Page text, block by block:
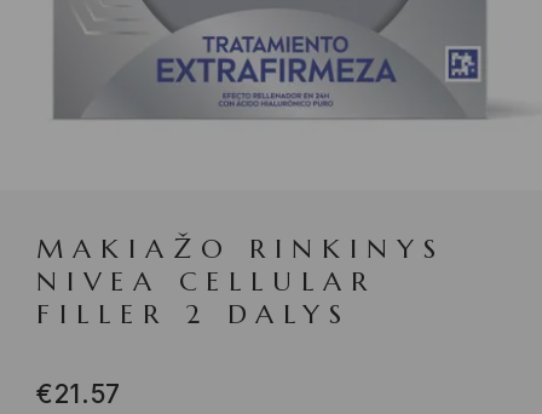
MAKIAŽO RINKINYS
NIVEA CELLULAR
FILLER 2 DALYS
€21.57